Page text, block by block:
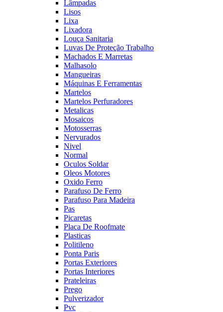
Lâmpadas
Lisos
Lixa
Lixadora
Louça Sanitaria
Luvas De Proteção Trabalho
Machados E Marretas
Malhasolo
Mangueiras
Máquinas E Ferramentas
Martelos
Martelos Perfuradores
Metalicas
Mosaicos
Motosserras
Nervurados
Nivel
Normal
Oculos Soldar
Oleos Motores
Oxido Ferro
Parafuso De Ferro
Parafuso Para Madeira
Pas
Picaretas
Placa De Roofmate
Plasticas
Politileno
Ponta Paris
Portas Exteriores
Portas Interiores
Prateleiras
Prego
Pulverizador
Pvc